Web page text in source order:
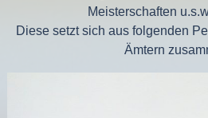
Meisterschaften
Diese setzt sich aus folgenden
Ämtern